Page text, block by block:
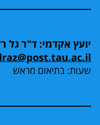
יועץ אקדמי: ד"ר גל
שעות: בתיאום מראש